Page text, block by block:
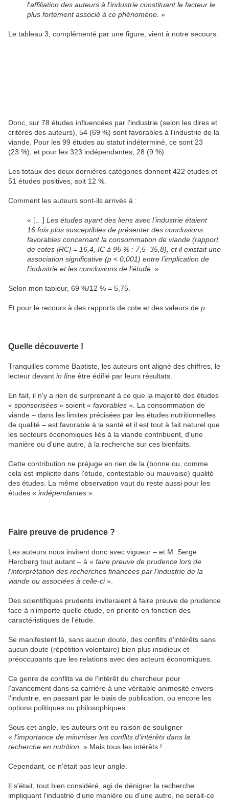
l'affiliation des auteurs à l'industrie constituant le facteur le
plus fortement associé à ce phénomène.»
Le tableau 3, complémenté par une figure, vient à notre secours.
Donc, sur 78 études influencées par l'industrie (selon les dires et
critères des auteurs), 54 (69 %) sont favorables à l'industrie de la
viande. Pour les 99 études au statut indéterminé, ce sont 23
(23 %), et pour les 323 indépendantes, 28 (9 %).
Les totaux des deux dernières catégories donnent 422 études et
51 études positives, soit 12 %.
Comment les auteurs sont-ils arrivés à :
« […] Les études ayant des liens avec l’industrie étaient
16 fois plus susceptibles de présenter des conclusions
favorables concernant la consommation de viande (rapport
de cotes [RC] = 16,4, IC à 95 % : 7,5–35,8), et il existait une
association significative (p < 0,001) entre l’implication de
l’industrie et les conclusions de l’étude. »
Selon mon tableur, 69 %/12 % = 5,75.
Et pour le recours à des rapports de cote et des valeurs de p
Quelle découverte !
Tranquilles comme Baptiste, les auteurs ont aligné des chiffres, le
lecteur devant in fine être édifié par leurs résultats.
En fait, il n'y a rien de surprenant à ce que la majorité des études
« sponsorisées » soient « favorables ». La consommation de
viande – dans les limites précisées par les études nutritionnelles
de qualité – est favorable à la santé et il est tout à fait naturel que
les secteurs économiques liés à la viande contribuent, d'une
manière ou d'une autre, à la recherche sur ces bienfaits.
Cette contribution ne préjuge en rien de la (bonne ou, comme
cela est implicite dans l'étude, contestable ou mauvaise) qualité
des études. La même observation vaut du reste aussi pour les
études « indépendantes ».
Faire preuve de prudence ?
Les auteurs nous invitent donc avec vigueur – et M. Serge
Hercberg tout autant – à « faire preuve de prudence lors de
l'interprétation des recherches financées par l'industrie de la
viande ou associées à celle-ci».
Des scientifiques prudents inviteraient à faire preuve de prudence
face à n'importe quelle étude, en priorité en fonction des
caractéristiques de l'étude.
Se manifestent là, sans aucun doute, des conflits d'intérêts sans
aucun doute (répétition volontaire) bien plus insidieux et
préoccupants que les relations avec des acteurs économiques.
Ce genre de conflits va de l'intérêt du chercheur pour
l'avancement dans sa carrière à une véritable animosité envers
l'industrie, en passant par le biais de publication, ou encore les
options politiques ou philosophiques.
Sous cet angle, les auteurs ont eu raison de souligner
« l'importance de minimiser les conflits d'intérêts dans la
recherche en nutrition. » Mais tous les intérêts !
Cependant, ce n'était pas leur angle.
Il s'était, tout bien considéré, agi de dénigrer la recherche
impliquant l'industrie d'une manière ou d'une autre, ne serait-ce